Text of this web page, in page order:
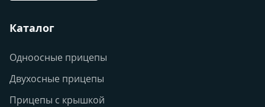
Каталог
Одноосные прицепы
Двухосные прицепы
Прицепы с крышкой